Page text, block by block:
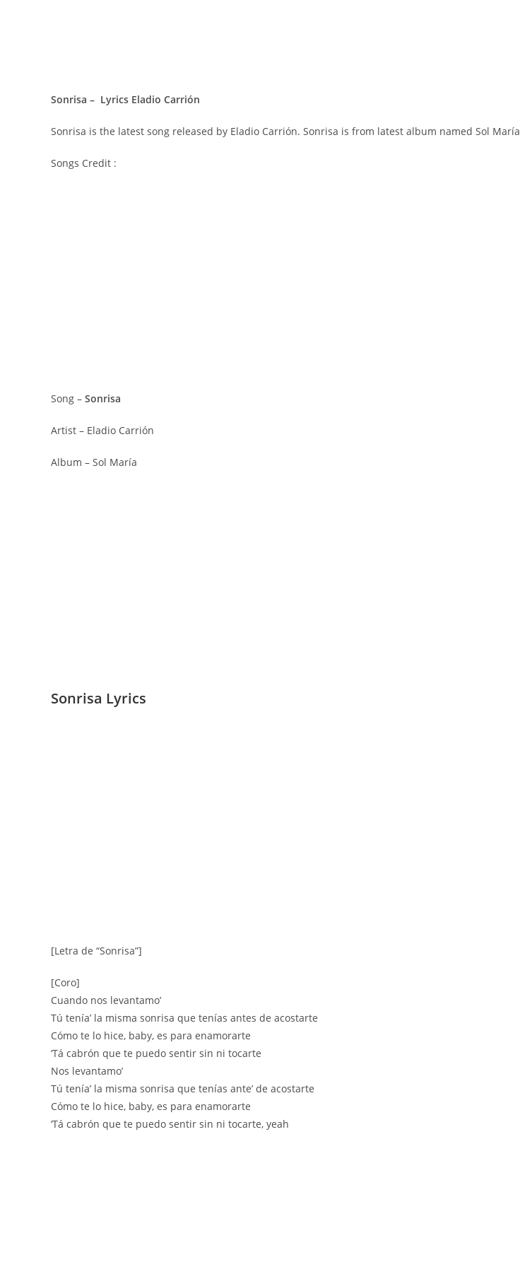
Sonrisa – Lyrics Eladio Carrión
Sonrisa is the latest song released by Eladio Carrión. Sonrisa is from latest album named Sol María
Songs Credit :
Song – Sonrisa
Artist – Eladio Carrión
Album – Sol María
Sonrisa Lyrics
[Letra de “Sonrisa”]
[Coro]
Cuando nos levantamo’
Tú tenía’ la misma sonrisa que tenías antes de acostarte
Cómo te lo hice, baby, es para enamorarte
‘Tá cabrón que te puedo sentir sin ni tocarte
Nos levantamo’
Tú tenía’ la misma sonrisa que tenías ante’ de acostarte
Cómo te lo hice, baby, es para enamorarte
‘Tá cabrón que te puedo sentir sin ni tocarte, yeah